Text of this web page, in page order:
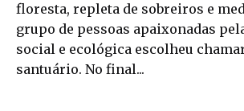
floresta, repleta de sobreiros e
grupo de pessoas apaixonadas
social e ecológica escolheu
santuário. No final...